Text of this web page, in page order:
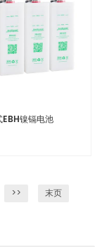
EBH镍镉电池
>> 末页